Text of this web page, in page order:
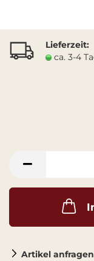
Lieferzeit:
ca. 3-4
Artikel anfragen